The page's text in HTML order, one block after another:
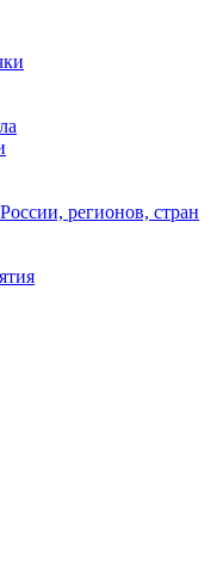
регионов, стран